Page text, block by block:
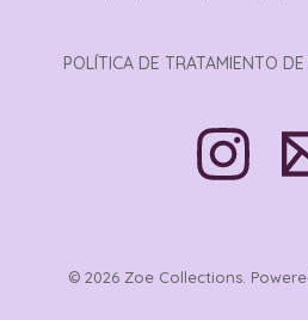
POLÍTICA DE TRATAMIENTO
© 2026 Zoe Collections.